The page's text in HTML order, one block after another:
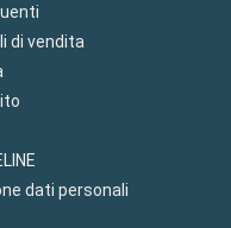
di vendita
dati personali